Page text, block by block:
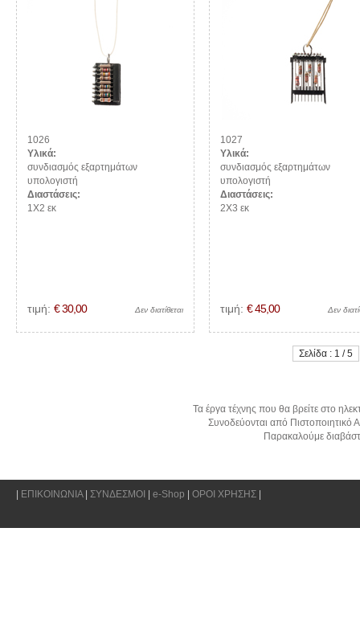
1026
Υλικά:
συνδιασμός εξαρτημάτων
υπολογιστή
Διαστάσεις:
1Χ2 εκ
τιμή: € 30,00 Δεν διατίθεται
1027
Υλικά:
συνδιασμός εξαρτημάτων
υπολογιστή
Διαστάσεις:
2Χ3 εκ
τιμή: € 45,00 Δεν
Σελίδα : 1 / 5
Τα έργα τέχνης που θα βρείτε στο
Συνοδεύονται από Πιστοποιητικό
Παρακαλούμε
ΕΠΙΚΟΙΝΩΝΙΑ| ΣΥΝΔΕΣΜΟΙ e-Shop ΟΡΟΙ ΧΡΗΣΗΣ